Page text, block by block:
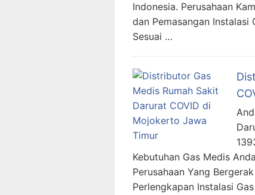
Indonesia. Perusahaan
dan Pemasangan Instalasi
Sesuai …
Kebutuhan Gas Medis
Perusahaan Yang
Perlengkapan Instalasi